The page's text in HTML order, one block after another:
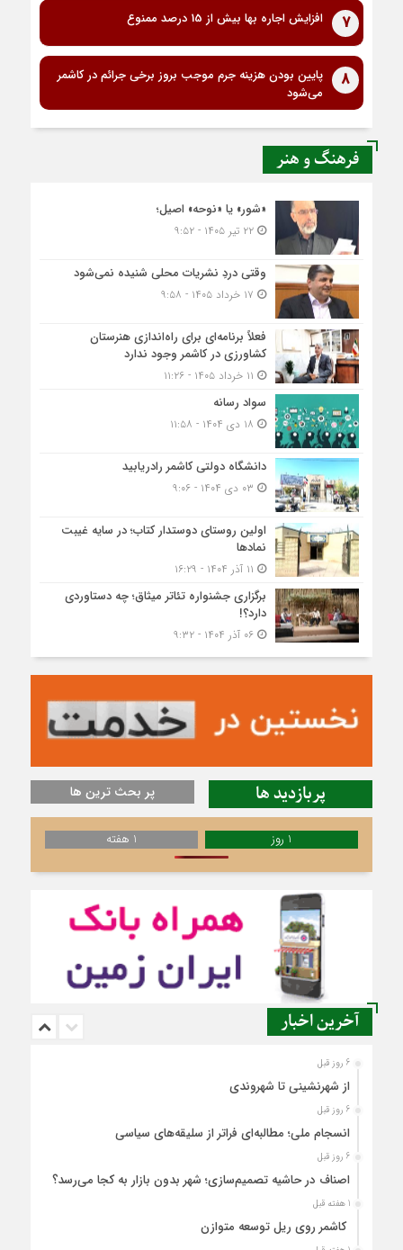
7 افزایش اجاره بها بیش از 15 درصد ممنوع
8
پایین بودن هزینه جرم موجب بروز برخی جرائم در کاشمر
می‌شود
فرهنگ و هنر
«شور» یا «نوحه» اصیل؛
۲۲ تیر ۱۴۰۵ - ۹:۵۲
وقتی دردِ نشریات محلی شنیده نمی‌شود
فعلاً برنامه‌ای برای راه‌اندازی هنرستان
کشاورزی در کاشمر وجود ندارد
سواد رسانه
دانشگاه دولتی کاشمر‌ رادریابید
اولین روستای دوستدار کتاب؛ در سایه غیبت
نمادها
برگزاری جشنواره تئاتر میثاق؛ چه دستاوردی
دارد؟!
۰۶ آذر ۱۴۰۴ - ۹:۳۲
پربازدید ها پر بحث ترین ها
1 روز 1 هفته
آخرین اخبار
6 روز قبل
از شهرنشینی تا شهروندی
6 روز قبل
انسجام ملی؛ مطالبه‌ای فراتر از سلیقه‌های سیاسی
6 روز قبل
اصناف در حاشیه تصمیم‌سازی؛ شهر بدون بازار به کجا می‌رسد؟
1 هفته قبل
کاشمر روی ریل توسعه متوازن